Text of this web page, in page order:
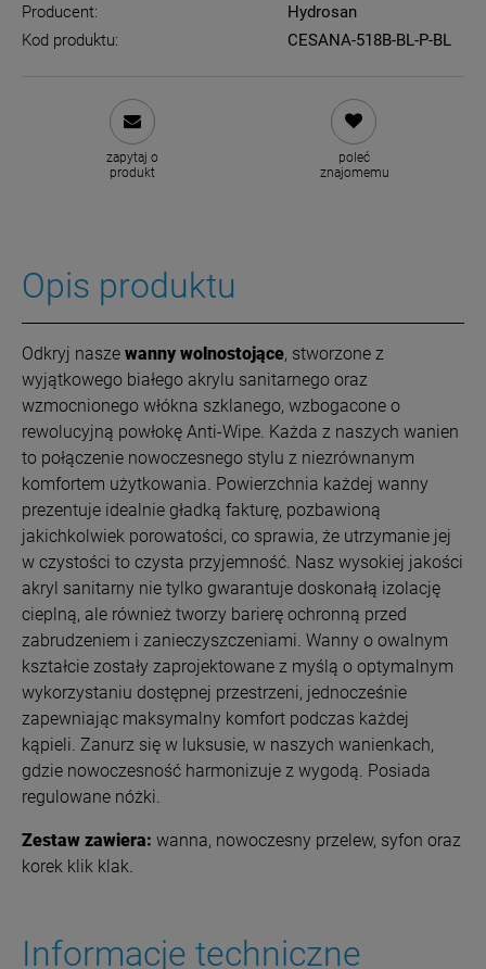
Producent:
Hydrosan
Kod produktu:
CESANA-518B-BL-P-BL
zapytaj o
produkt
poleć
znajomemu
Opis produktu
Odkryj nasze wanny wolnostojące, stworzone z
wyjątkowego białego akrylu sanitarnego oraz
wzmocnionego włókna szklanego, wzbogacone o
rewolucyjną powłokę Anti-Wipe. Każda z naszych wanien
to połączenie nowoczesnego stylu z niezrównanym
komfortem użytkowania. Powierzchnia każdej wanny
prezentuje idealnie gładką fakturę, pozbawioną
jakichkolwiek porowatości, co sprawia, że utrzymanie jej
w czystości to czysta przyjemność. Nasz wysokiej jakości
akryl sanitarny nie tylko gwarantuje doskonałą izolację
cieplną, ale również tworzy barierę ochronną przed
zabrudzeniem i zanieczyszczeniami. Wanny o owalnym
kształcie zostały zaprojektowane z myślą o optymalnym
wykorzystaniu dostępnej przestrzeni, jednocześnie
zapewniając maksymalny komfort podczas każdej
kąpieli. Zanurz się w luksusie, w naszych wanienkach,
gdzie nowoczesność harmonizuje z wygodą. Posiada
regulowane nóżki.
Zestaw zawiera: wanna, nowoczesny przelew, syfon oraz
korek klik klak.
Informacje techniczne